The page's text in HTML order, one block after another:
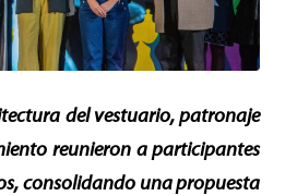
del vestuario, patronaje
reunieron a participantes
consolidando una propuesta